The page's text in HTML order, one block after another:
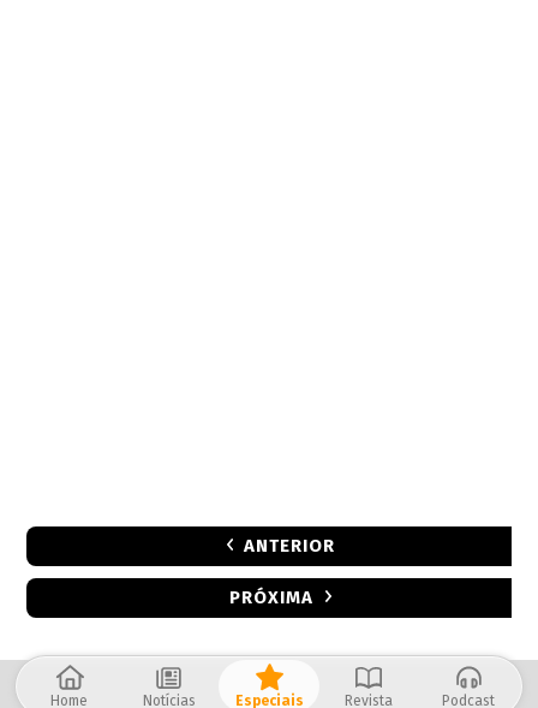
ANTERIOR
PRÓXIMA
Home Notícias Especiais Revista Podcast